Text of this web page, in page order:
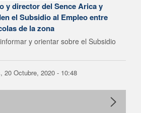
y director del Sence Arica y
el Subsidio al Empleo entre
de la zona
y orientar sobre el Subsidio
20 Octubre, 2020 - 10:48